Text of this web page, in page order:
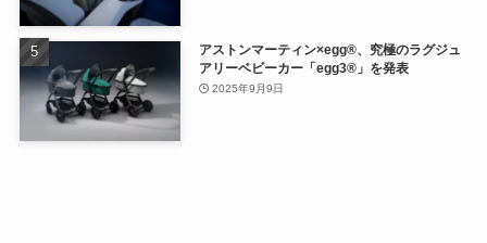
アストンマーティン×egg®、究極のラグジュ
アリーベビーカー「egg3®」を発表
2025年9月9日